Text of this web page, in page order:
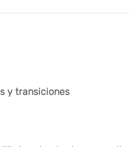
y transiciones